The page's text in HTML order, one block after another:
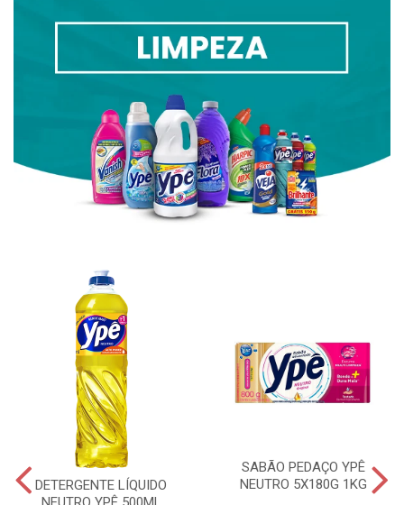
DETERGENTE LÍQUIDO
SABÃO PEDAÇO YPÊ
NEUTRO 5X180G 1KG